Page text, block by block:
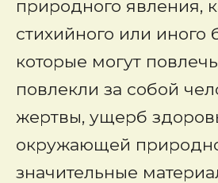
природного явления,
стихийного или иного
которые могут
повлекли за собой
жертвы, ущерб
окружающей
значительные